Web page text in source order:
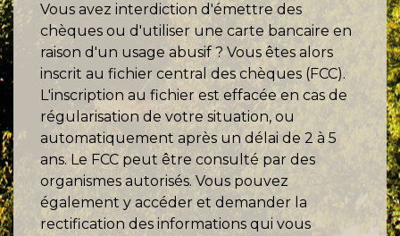
Vous avez interdiction d'émettre des
chèques ou d'utiliser une carte bancaire en
raison d'un usage abusif ? Vous êtes alors
inscrit au fichier central des chèques (FCC).
L'inscription au fichier est effacée en cas de
régularisation de votre situation, ou
automatiquement après un délai de 2 à 5
ans. Le FCC peut être consulté par des
organismes autorisés. Vous pouvez
également y accéder et demander la
rectification des informations qui vous